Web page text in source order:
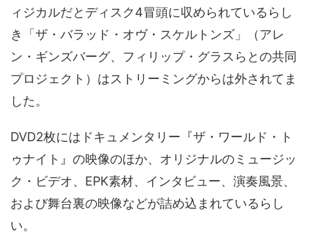
ィジカルだとディスク4冒頭に収められているらし
き「ザ・バラッド・オヴ・スケルトンズ」（アレ
ン・ギンズバーグ、フィリップ・グラスらとの共同
プロジェクト）はストリーミングからは外されてま
した。
DVD2枚にはドキュメンタリー『ザ・ワールド・ト
ゥナイト』の映像のほか、オリジナルのミュージッ
ク・ビデオ、EPK素材、インタビュー、演奏風景、
および舞台裏の映像などが詰め込まれているらし
い。